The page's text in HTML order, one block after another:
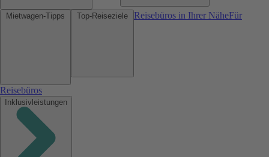
Reisebüros in Ihrer NäheFür
Reisebüros
Inklusivleistungen